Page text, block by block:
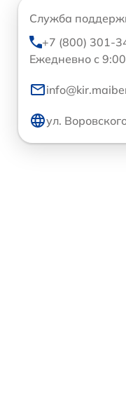
Служба
+7 (800) 301-
Ежедневно с
ул.